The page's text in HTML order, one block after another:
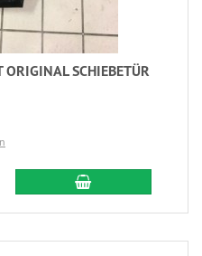
ORIGINAL SCHIEBETÜR